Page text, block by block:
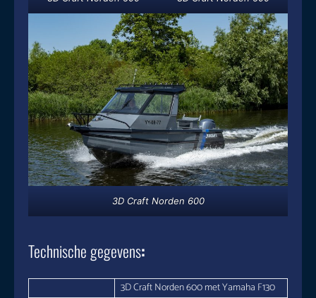
3D Craft Norden 600
Technische gegevens:
3D Craft Norden 600 met Yamaha F130